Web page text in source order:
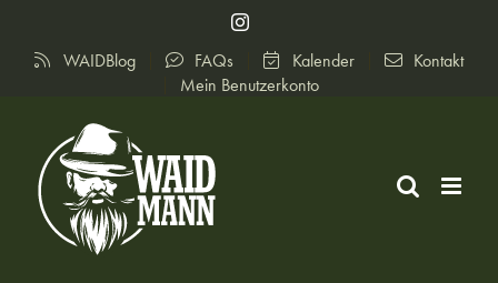
springen
Instagram
WAIDBlog FAQs Kalender
Kontakt
Mein Benutzerkonto